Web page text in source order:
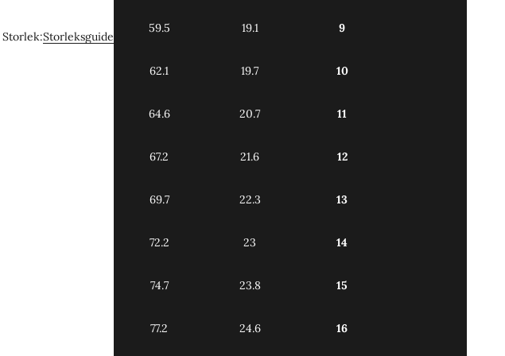
Storlek:Storleksguide
59.5 19.1 9
62.1 19.7 10
64.6 20.7 11
67.2 21.6 12
69.7 22.3 13
72.2 23 14
74.7 23.8 15
77.2 24.6 16